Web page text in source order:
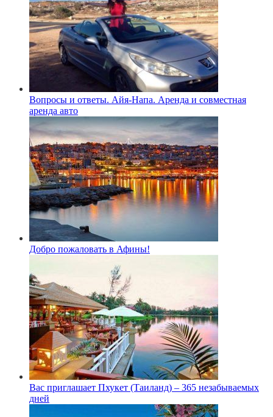
Вопросы и ответы. Айя-Напа. Аренда и совместная
аренда авто
Добро пожаловать в Афины!
Вас приглашает Пхукет (Таиланд) – 365 незабываемых
дней